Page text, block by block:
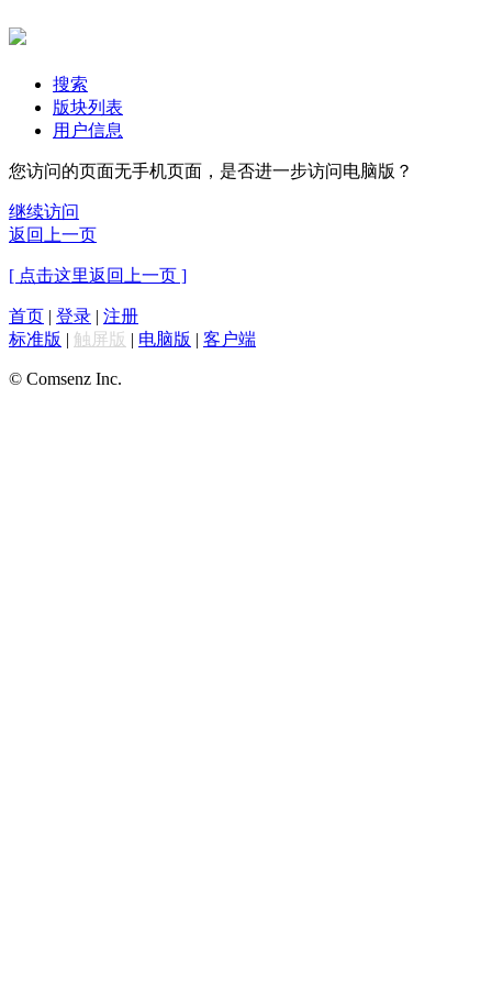
搜索
版块列表
用户信息
您访问的页面无手机页面，是否进一步访问电脑版？
继续访问
返回上一页
[ 点击这里返回上一页 ]
首页 | 登录 | 注册
标准版 | 触屏版 | 电脑版 | 客户端
© Comsenz Inc.